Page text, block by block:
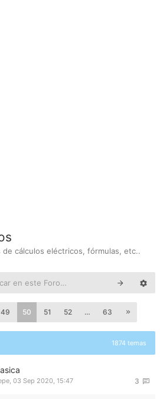
cálculos eléctricos, fórmulas, etc..
49 50 51 52 … 63
1874 temas
3
, 03 Sep 2020, 15:47